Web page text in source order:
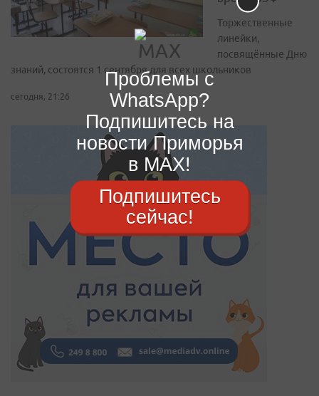
Торжественные
линейки,
посвящённые Дню
знаний, состоятся 1 сентября для всех школьников
сегодня, 21:26
Проблемы с
WhatsApp?
Подпишитесь на
новости Приморья
в MAX!
Подпишитесь
сейчас!